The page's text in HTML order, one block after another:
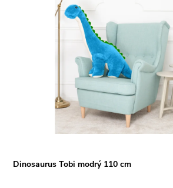
Dinosaurus Tobi modrý 110 cm